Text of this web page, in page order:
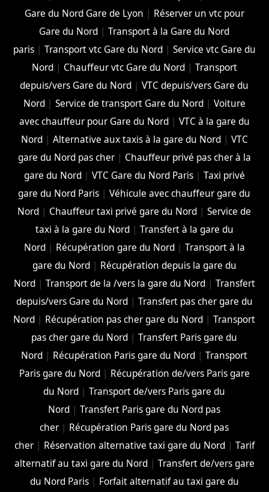
Gare du Nord Gare de Lyon | Réserver un vtc pour
Gare du Nord |Transport à la Gare du Nord
paris| Transport vtc Gare du Nord| Service vtc Gare du
Nord| Chauffeur vtc Gare du Nord| Transport
depuis/vers Gare du Nord |VTC depuis/vers Gare du
Nord| Service de transport Gare du Nord| Voiture
avec chauffeur pour Gare du Nord| VTC à la gare du
Nord| Alternative aux taxis à la gare du Nord| VTC
gare du Nord pas cher| Chauffeur privé pas cher à la
gare du Nord| VTC Gare du Nord Paris| Taxi privé
gare du Nord Paris |Véhicule avec chauffeur gare du
Nord | Chauffeur taxi privé gare du Nord |Service de
taxi à la gare du Nord| Transfert à la gare du
Nord| Récupération gare du Nord| Transport à la
gare du Nord| Récupération depuis la gare du
Nord| Transport de la /vers la gare du Nord| Transfert
depuis/vers Gare du Nord| Transfert pas cher gare du
Nord | Récupération pas cher gare du Nord |Transport
pas cher gare du Nord |Transfert Paris gare du
Nord | Récupération Paris gare du Nord |Transport
Paris gare du Nord| Récupération de/vers Paris gare
du Nord |Transport de/vers Paris gare du
Nord |Transfert Paris gare du Nord pas
cher | Récupération Paris gare du Nord pas
cher| Réservation alternative taxi gare du Nord| Tarif
alternatif au taxi gare du Nord| Transfert de/vers gare
du Nord Paris| Forfait alternatif au taxi gare du